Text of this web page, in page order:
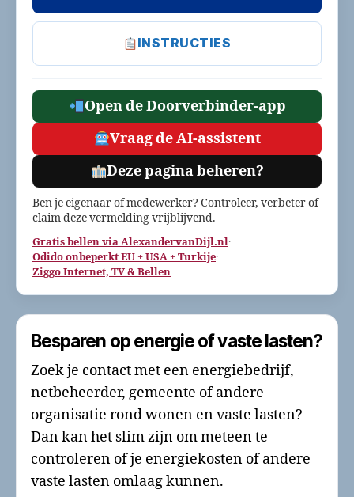
INSTRUCTIES
Open de Doorverbinder-app
Vraag de AI-assistent
Deze pagina beheren?
Ben je eigenaar of medewerker? Controleer, verbeter of
claim deze vermelding vrijblijvend.
Gratis bellen via AlexandervanDijl.nl·
Odido onbeperkt EU + USA + Turkije·
Ziggo Internet, TV & Bellen
Besparen op energie of vaste lasten?
Zoek je contact met een energiebedrijf,
netbeheerder, gemeente of andere
organisatie rond wonen en vaste lasten?
Dan kan het slim zijn om meteen te
controleren of je energiekosten of andere
vaste lasten omlaag kunnen.